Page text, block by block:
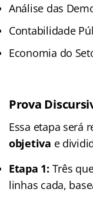
Análise das
Contabilidade
Economia do
Prova
Essa etapa será
objetiva e
Etapa 1: Três
linhas cada,